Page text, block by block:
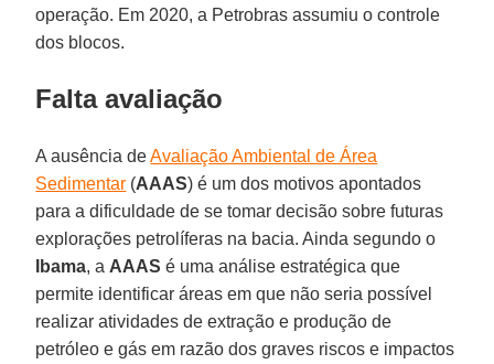
operação. Em 2020, a Petrobras assumiu o controle
dos blocos.
Falta avaliação
A ausência deAvaliação Ambiental de Área
Sedimentar (AAAS) é um dos motivos apontados
para a dificuldade de se tomar decisão sobre futuras
explorações petrolíferas na bacia. Ainda segundo o
Ibama, a AAAS é uma análise estratégica que
permite identificar áreas em que não seria possível
realizar atividades de extração e produção de
petróleo e gás em razão dos graves riscos e impactos